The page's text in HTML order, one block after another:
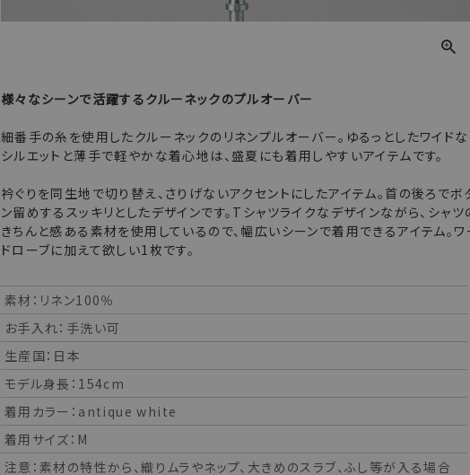
様々なシーンで活躍するクルーネックのプルオーバー
細番手の糸を使用したクルーネックのリネンプルオーバー。ゆるっとしたワイドな
シルエットと薄手で軽やかな着心地は、盛夏にも着用しやすいアイテムです。
衿ぐりを同生地で切り替え、さりげないアクセントにしたアイテム。首の後ろでボ
ン留めするスッキリとしたデザインです。Tシャツライクなデザインながら、シャツ
きちんと感ある素材を使用しているので、幅広いシーンで着用できるアイテム。ワ
ドローブに加えて欲しい1枚です。
素材：リネン100％
お手入れ：手洗い可
生産国：日本
モデル身長：154cm
着用カラー：antique white
着用サイズ：M
注意：素材の特性から、織りムラやネップ、大きめのスラブ、ふし等が入る場合